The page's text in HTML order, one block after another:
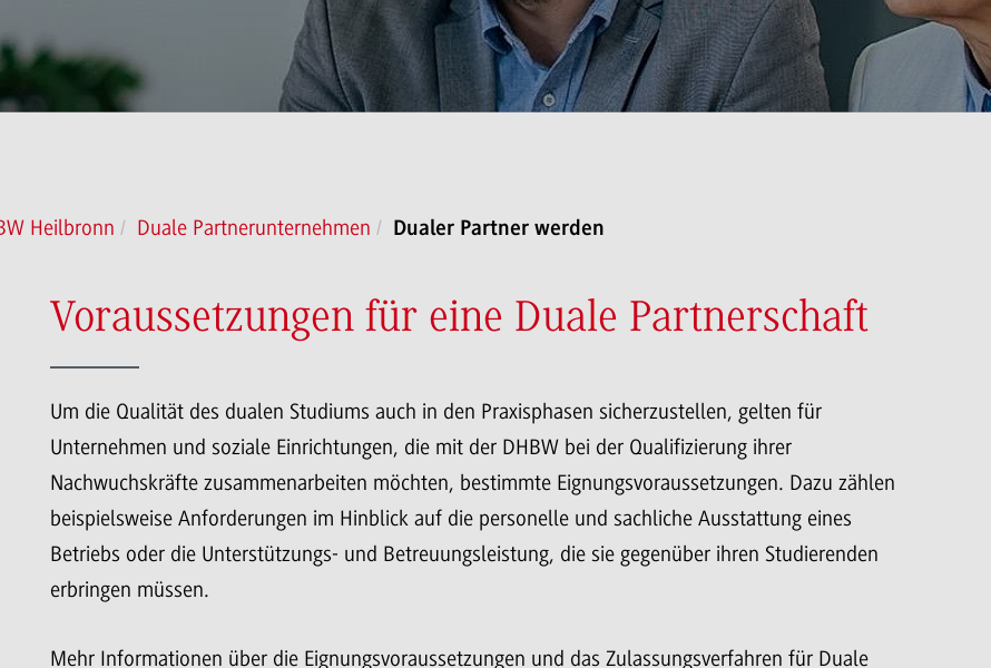
Heilbronn Duale Partnerunternehmen Dualer Partner werden
Voraussetzungen für eine Duale Partnerschaft
Um die Qualität des dualen Studiums auch in den Praxisphasen sicherzustellen, gelten für
Unternehmen und soziale Einrichtungen, die mit der DHBW bei der Qualifizierung ihrer
Nachwuchskräfte zusammenarbeiten möchten, bestimmte Eignungsvoraussetzungen. Dazu zählen
beispielsweise Anforderungen im Hinblick auf die personelle und sachliche Ausstattung eines
Betriebs oder die Unterstützungs- und Betreuungsleistung, die sie gegenüber ihren Studierenden
erbringen müssen.
Mehr Informationen über die Eignungsvoraussetzungen und das Zulassungsverfahren für Duale